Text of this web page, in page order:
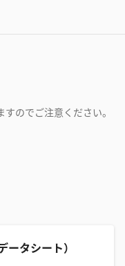
のでご注意ください。
ータシート）